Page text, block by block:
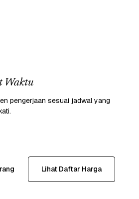
Waktu
pengerjaan sesuai jadwal yang
Lihat Daftar Harga